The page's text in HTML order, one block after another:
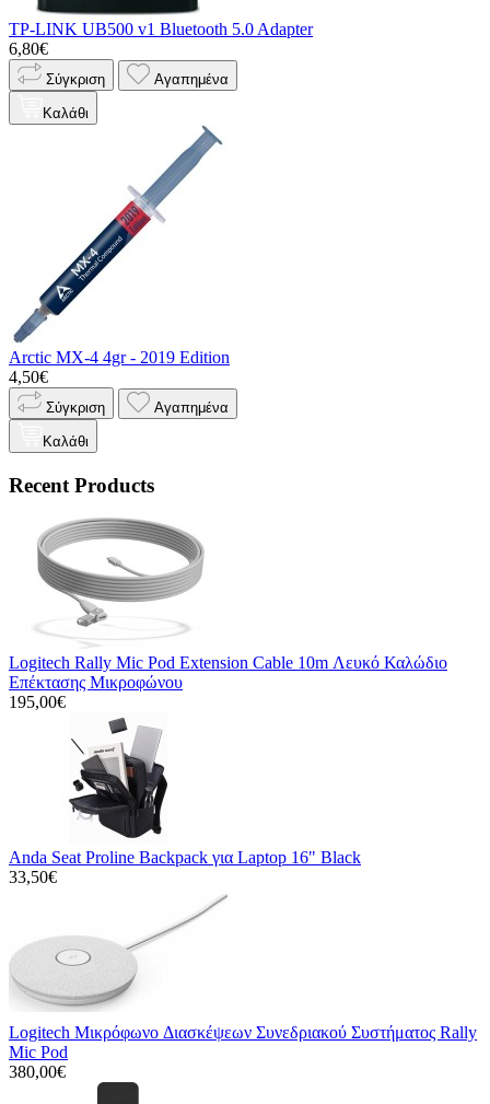
TP-LINK UB500 v1 Bluetooth 5.0 Adapter
6,80€
Σύγκριση Αγαπημένα
Καλάθι
Arctic MX-4 4gr - 2019 Edition
4,50€
Σύγκριση Αγαπημένα
Καλάθι
Recent Products
Logitech Rally Mic Pod Extension Cable 10m Λευκό Καλώδιο
Επέκτασης Μικροφώνου
195,00€
Anda Seat Proline Backpack για Laptop 16" Black
33,50€
Logitech Μικρόφωνo Διασκέψεων Συνεδριακού Συστήματος Rally
Mic Pod
380,00€